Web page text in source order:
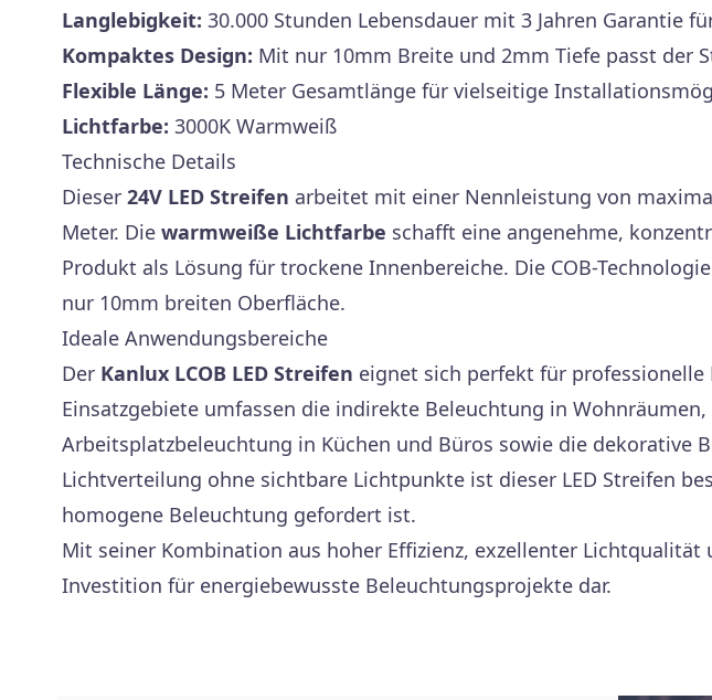
Langlebigkeit: 30.000 Stunden Lebensdauer mit 3 Jahren Garantie
Kompaktes Design: Mit nur 10mm Breite und 2mm Tiefe passt der
Flexible Länge: 5 Meter Gesamtlänge für vielseitige
Lichtfarbe: 3000K Warmweiß
Technische Details
Dieser 24V LED Streifen arbeitet mit einer Nennleistung von
Meter. Die warmweiße Lichtfarbe schafft eine angenehme,
Produkt als Lösung für trockene Innenbereiche. Die COB-
nur 10mm breiten Oberfläche.
Ideale Anwendungsbereiche
Der Kanlux LCOB LED Streifen eignet sich perfekt für
Einsatzgebiete umfassen die indirekte Beleuchtung in
Arbeitsplatzbeleuchtung in Küchen und Büros sowie die dekorative
Lichtverteilung ohne sichtbare Lichtpunkte ist dieser LED Streifen
homogene Beleuchtung gefordert ist.
Mit seiner Kombination aus hoher Effizienz, exzellenter
Investition für energiebewusste Beleuchtungsprojekte dar.